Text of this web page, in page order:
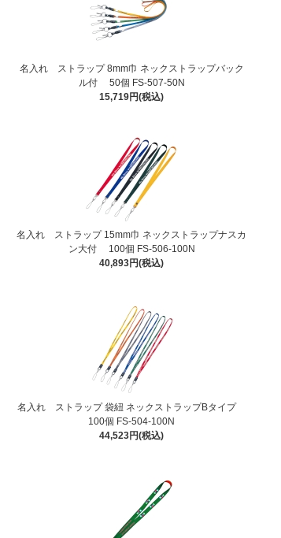
名入れ ストラップ 8mm巾 ネックストラップバック
ル付 50個 FS-507-50N
15,719円(税込)
名入れ ストラップ 15mm巾 ネックストラップナスカ
ン大付 100個 FS-506-100N
40,893円(税込)
名入れ ストラップ 袋紐 ネックストラップBタイプ
100個 FS-504-100N
44,523円(税込)